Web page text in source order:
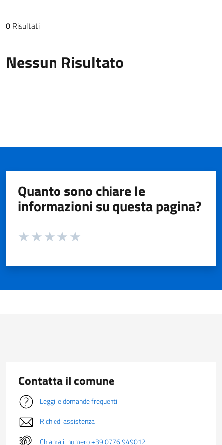
Risultati di ricerca
0 Risultati
Nessun Risultato
Quanto sono chiare le
informazioni su questa pagina?
Valuta da 1 a 5 stelle la pagina
Contatta il comune
Leggi le domande frequenti
Richiedi assistenza
Chiama il numero +39 0776 949012